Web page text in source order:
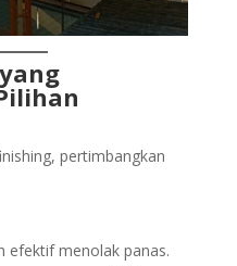
pertimbangkan
efektif menolak panas.